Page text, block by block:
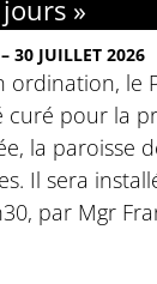
»
30 JUILLET 2026
ordination, le
curé pour la
la paroisse
Il sera
par Mgr